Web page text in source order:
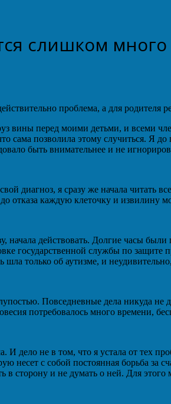
слишком много
проблема, а для
вины перед моими детьми, и всеми
сама позволила этому случиться. Я
быть внимательнее и не
диагноз, я сразу же начала читать
отказа каждую клеточку и извилину
начала действовать. Долгие часы
государственной службы по
только об аутизме, и
Повседневные дела никуда не
потребовалось много времени,
И дело не в том, что я устала от тех
несет с собой постоянная борьба
в сторону и не думать о ней. Для